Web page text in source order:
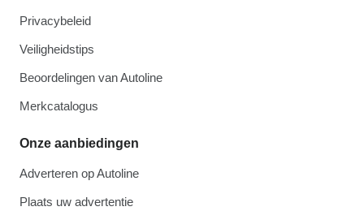
Privacybeleid
Veiligheidstips
Beoordelingen van Autoline
Merkcatalogus
Onze aanbiedingen
Adverteren op Autoline
Plaats uw advertentie